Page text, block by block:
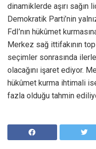
dinamiklerde aşırı
Demokratik Parti’nin
FdI’nın hükûmet
Merkez sağ ittifakının
seçimler sonrasında
olacağını işaret ediyor.
hükûmet kurma ihtimali
fazla olduğu tahmin